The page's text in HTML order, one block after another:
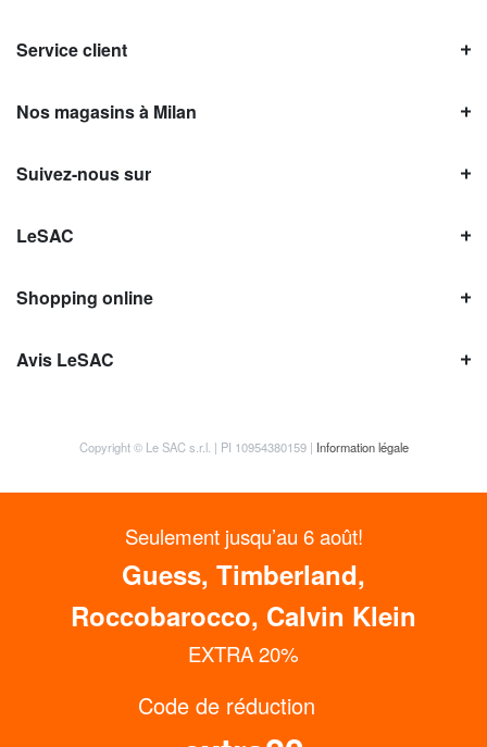
OBTENEZ JUSQU’À 15% DE RÉDUCTION
Service client
Nos magasins à Milan
Suivez-nous sur
LeSAC
Shopping online
Avis LeSAC
Copyright © Le SAC s.r.l. | PI 10954380159 | Information légale
Seulement jusqu’au 6 août!
Guess, Timberland,
Roccobarocco, Calvin Klein
EXTRA 20%
Code de réduction